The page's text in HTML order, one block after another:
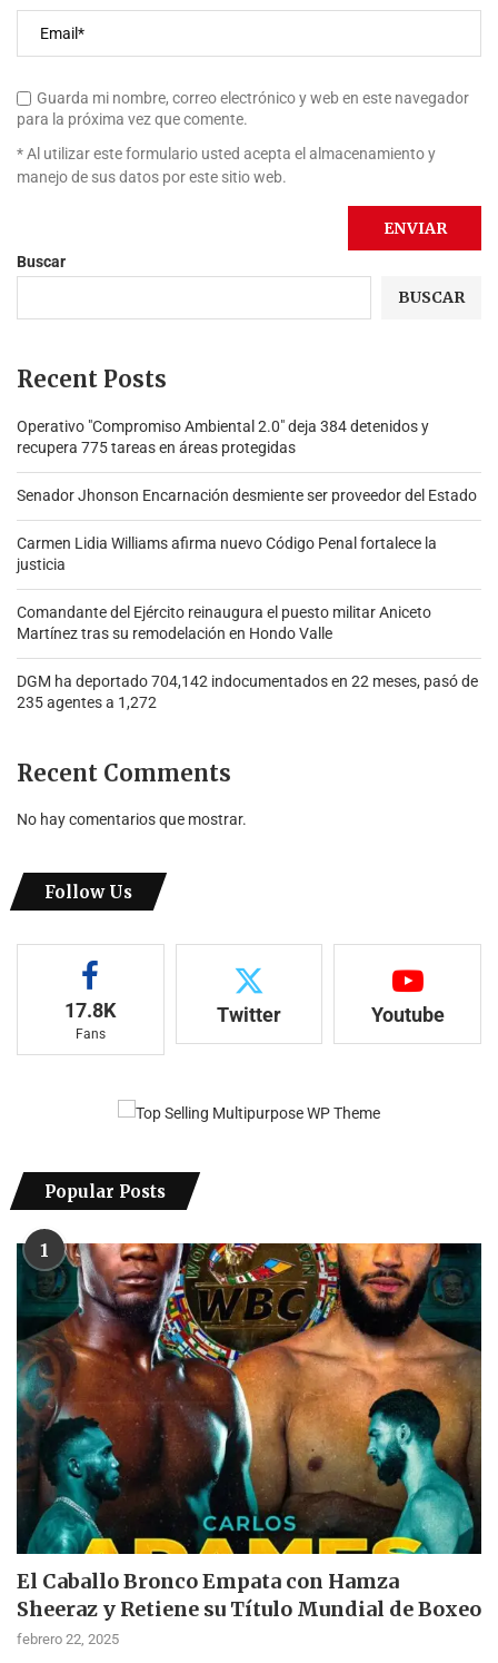
Guarda mi nombre, correo electrónico y web en este navegador
para la próxima vez que comente.
* Al utilizar este formulario usted acepta el almacenamiento y
manejo de sus datos por este sitio web.
Buscar
BUSCAR
Recent Posts
Operativo "Compromiso Ambiental 2.0″ deja 384 detenidos y
recupera 775 tareas en áreas protegidas
Senador Jhonson Encarnación desmiente ser proveedor del Estado
Carmen Lidia Williams afirma nuevo Código Penal fortalece la
justicia
Comandante del Ejército reinaugura el puesto militar Aniceto
Martínez tras su remodelación en Hondo Valle
DGM ha deportado 704,142 indocumentados en 22 meses, pasó de
235 agentes a 1,272
Recent Comments
No hay comentarios que mostrar.
Follow Us
17.8K
Fans
Twitter Youtube
Popular Posts
1
El Caballo Bronco Empata con Hamza
Sheeraz y Retiene su Título Mundial de Boxeo
febrero 22, 2025